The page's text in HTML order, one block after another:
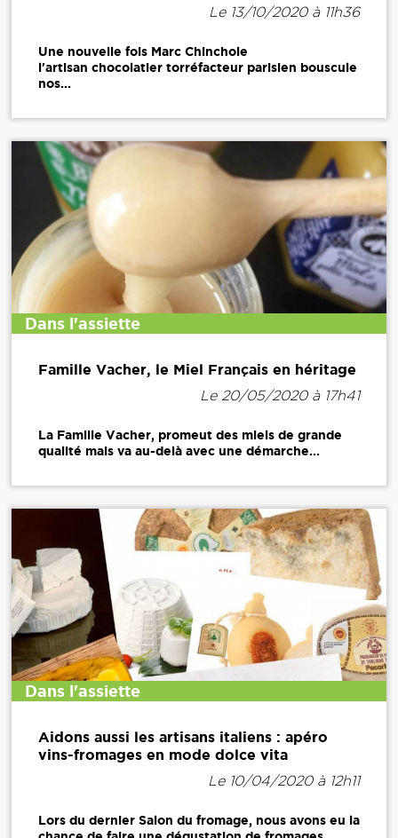
Le 13/10/2020 à 11h36
Une nouvelle fois Marc Chinchole
l'artisan chocolatier torréfacteur parisien bouscule
nos...
Dans l'assiette
Famille Vacher, le Miel Français en héritage
Le 20/05/2020 à 17h41
La Famille Vacher, promeut des miels de grande
qualité mais va au-delà avec une démarche...
Dans l'assiette
Aidons aussi les artisans italiens : apéro
vins-fromages en mode dolce vita
Le 10/04/2020 à 12h11
Lors du dernier Salon du fromage, nous avons eu la